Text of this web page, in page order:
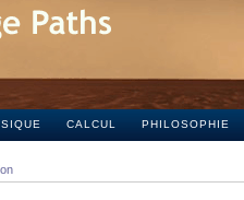
CALCUL PHILOSOPHIE